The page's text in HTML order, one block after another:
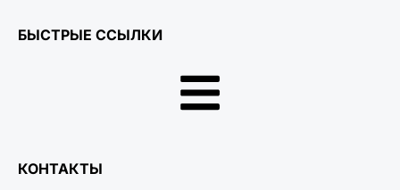
БЫСТРЫЕ ССЫЛКИ
КОНТАКТЫ